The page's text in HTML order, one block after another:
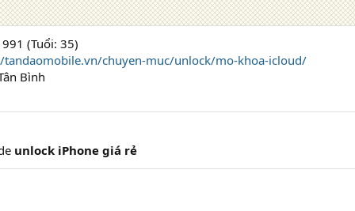
(Tuổi: 35)
chuyen-muc/unlock/mo-khoa-icloud/
Bình
unlock iPhone giá rẻ